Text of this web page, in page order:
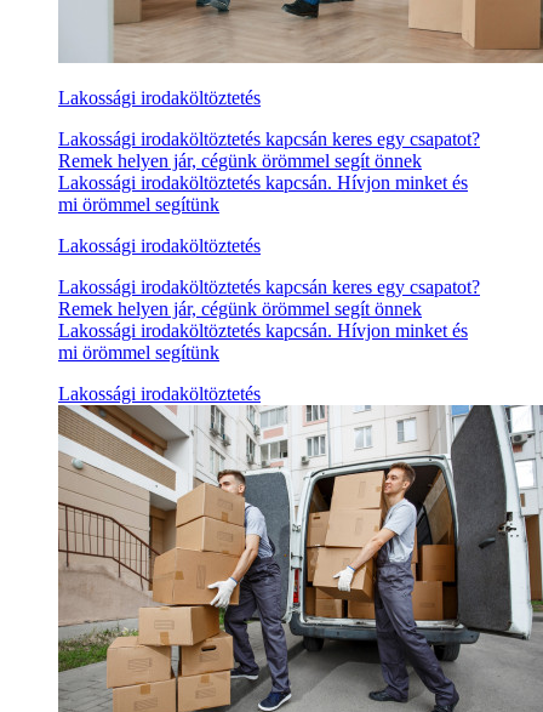
Lakossági irodaköltöztetés
Lakossági irodaköltöztetés kapcsán keres egy csapatot?
Remek helyen jár, cégünk örömmel segít önnek
Lakossági irodaköltöztetés kapcsán. Hívjon minket és
mi örömmel segítünk
Lakossági irodaköltöztetés
Lakossági irodaköltöztetés kapcsán keres egy csapatot?
Remek helyen jár, cégünk örömmel segít önnek
Lakossági irodaköltöztetés kapcsán. Hívjon minket és
mi örömmel segítünk
Lakossági irodaköltöztetés